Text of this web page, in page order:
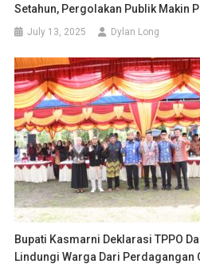
Setahun, Pergolakan Publik Makin
July 13, 2025 Dylan Long
Bupati Kasmarni Deklarasi TPPO
Lindungi Warga Dari Perdagangan